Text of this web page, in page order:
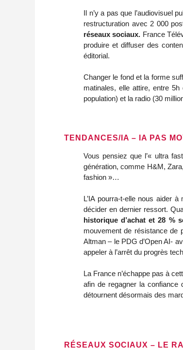
Il n’y a pas que l’audiovisuel
restructuration avec 2 000
réseaux sociaux. France
produire et diffuser des
éditorial.
Changer le fond et la forme
matinales, elle attire, entre
population) et la radio (30
TENDANCES/IA – IA PAS
Vous pensiez que l’« ultra
génération, comme H&M,
fashion »…
L’IA pourra-t-elle nous aider
décider en dernier ressort.
historique d’achat et 28 %
mouvement de résistance de
Altman – le PDG d’Open AI-
appeler à l’arrêt du progrès
La France n’échappe pas à
afin de regagner la confiance
détournent désormais des
RÉSEAUX SOCIAUX – LE